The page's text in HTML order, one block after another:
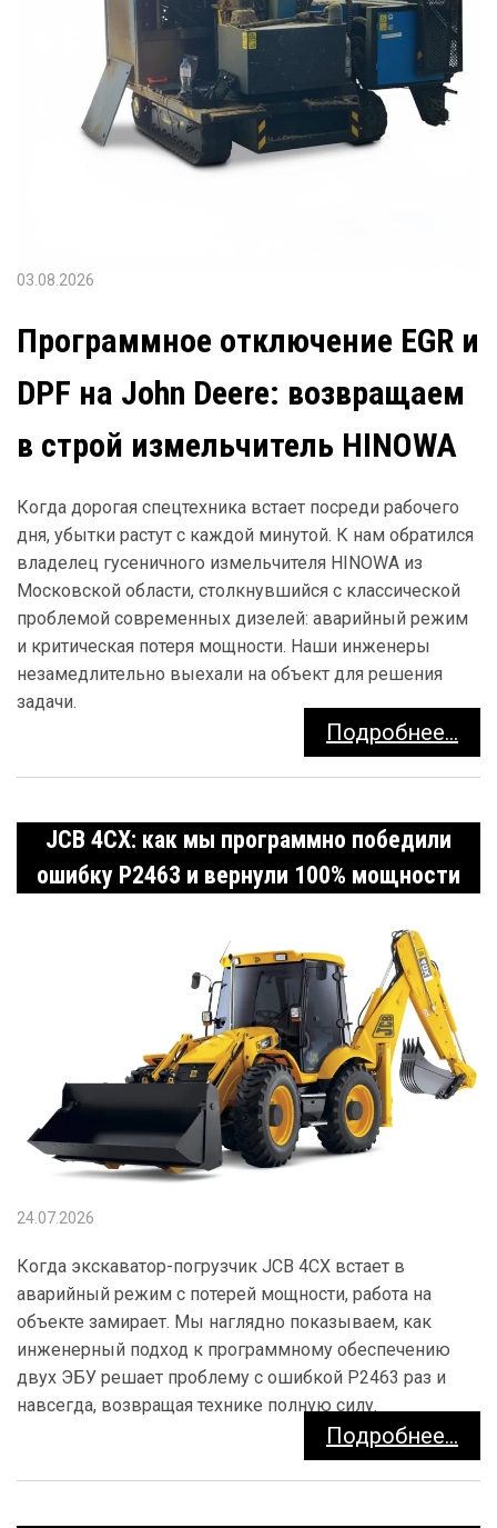
03.08.2026
Программное отключение EGR и
DPF на John Deere: возвращаем
в строй измельчитель HINOWA
Когда дорогая спецтехника встает посреди рабочего
дня, убытки растут с каждой минутой. К нам обратился
владелец гусеничного измельчителя HINOWA из
Московской области, столкнувшийся с классической
проблемой современных дизелей: аварийный режим
и критическая потеря мощности. Наши инженеры
незамедлительно выехали на объект для решения
задачи.
Подробнее...
JCB 4CX: как мы программно победили
ошибку P2463 и вернули 100% мощности
24.07.2026
Когда экскаватор-погрузчик JCB 4CX встает в
аварийный режим с потерей мощности, работа на
объекте замирает. Мы наглядно показываем, как
инженерный подход к программному обеспечению
двух ЭБУ решает проблему с ошибкой P2463 раз и
навсегда, возвращая технике полную силу.
Подробнее...